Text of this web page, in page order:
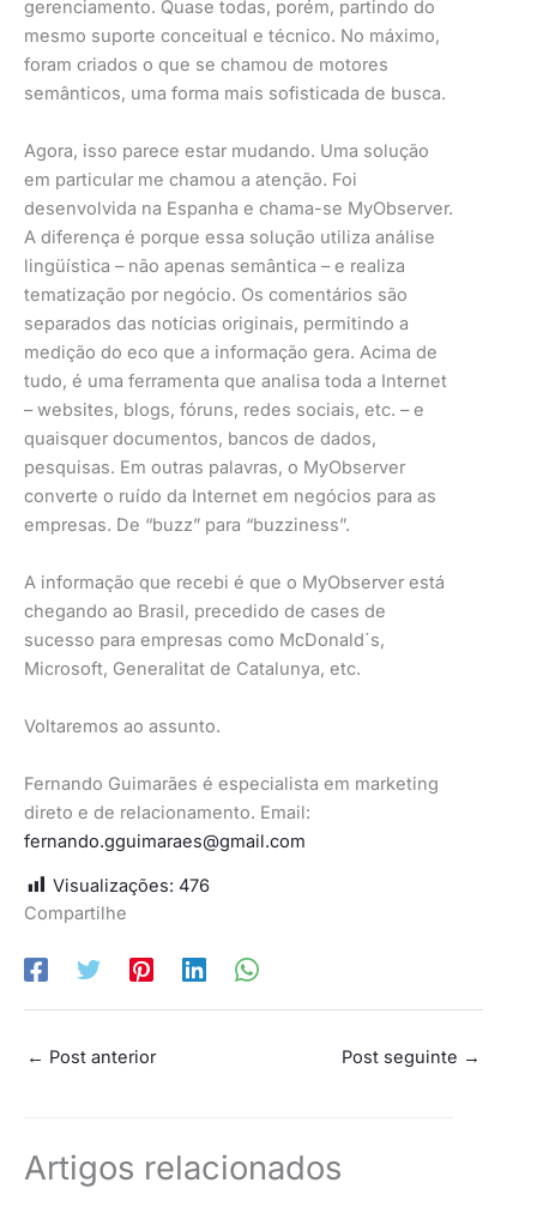
gerenciamento. Quase todas, porém, partindo do
mesmo suporte conceitual e técnico. No máximo,
foram criados o que se chamou de motores
semânticos, uma forma mais sofisticada de busca.
Agora, isso parece estar mudando. Uma solução
em particular me chamou a atenção. Foi
desenvolvida na Espanha e chama-se MyObserver.
A diferença é porque essa solução utiliza análise
lingüística – não apenas semântica – e realiza
tematização por negócio. Os comentários são
separados das notícias originais, permitindo a
medição do eco que a informação gera. Acima de
tudo, é uma ferramenta que analisa toda a Internet
– websites, blogs, fóruns, redes sociais, etc. – e
quaisquer documentos, bancos de dados,
pesquisas. Em outras palavras, o MyObserver
converte o ruído da Internet em negócios para as
empresas. De “buzz” para “buzziness”.
A informação que recebi é que o MyObserver está
chegando ao Brasil, precedido de cases de
sucesso para empresas como McDonald´s,
Microsoft, Generalitat de Catalunya, etc.
Voltaremos ao assunto.
Fernando Guimarães é especialista em marketing
direto e de relacionamento. Email:
fernando.gguimaraes@gmail.com
Visualizações: 476
Compartilhe
← Post anterior Post seguinte →
Artigos relacionados